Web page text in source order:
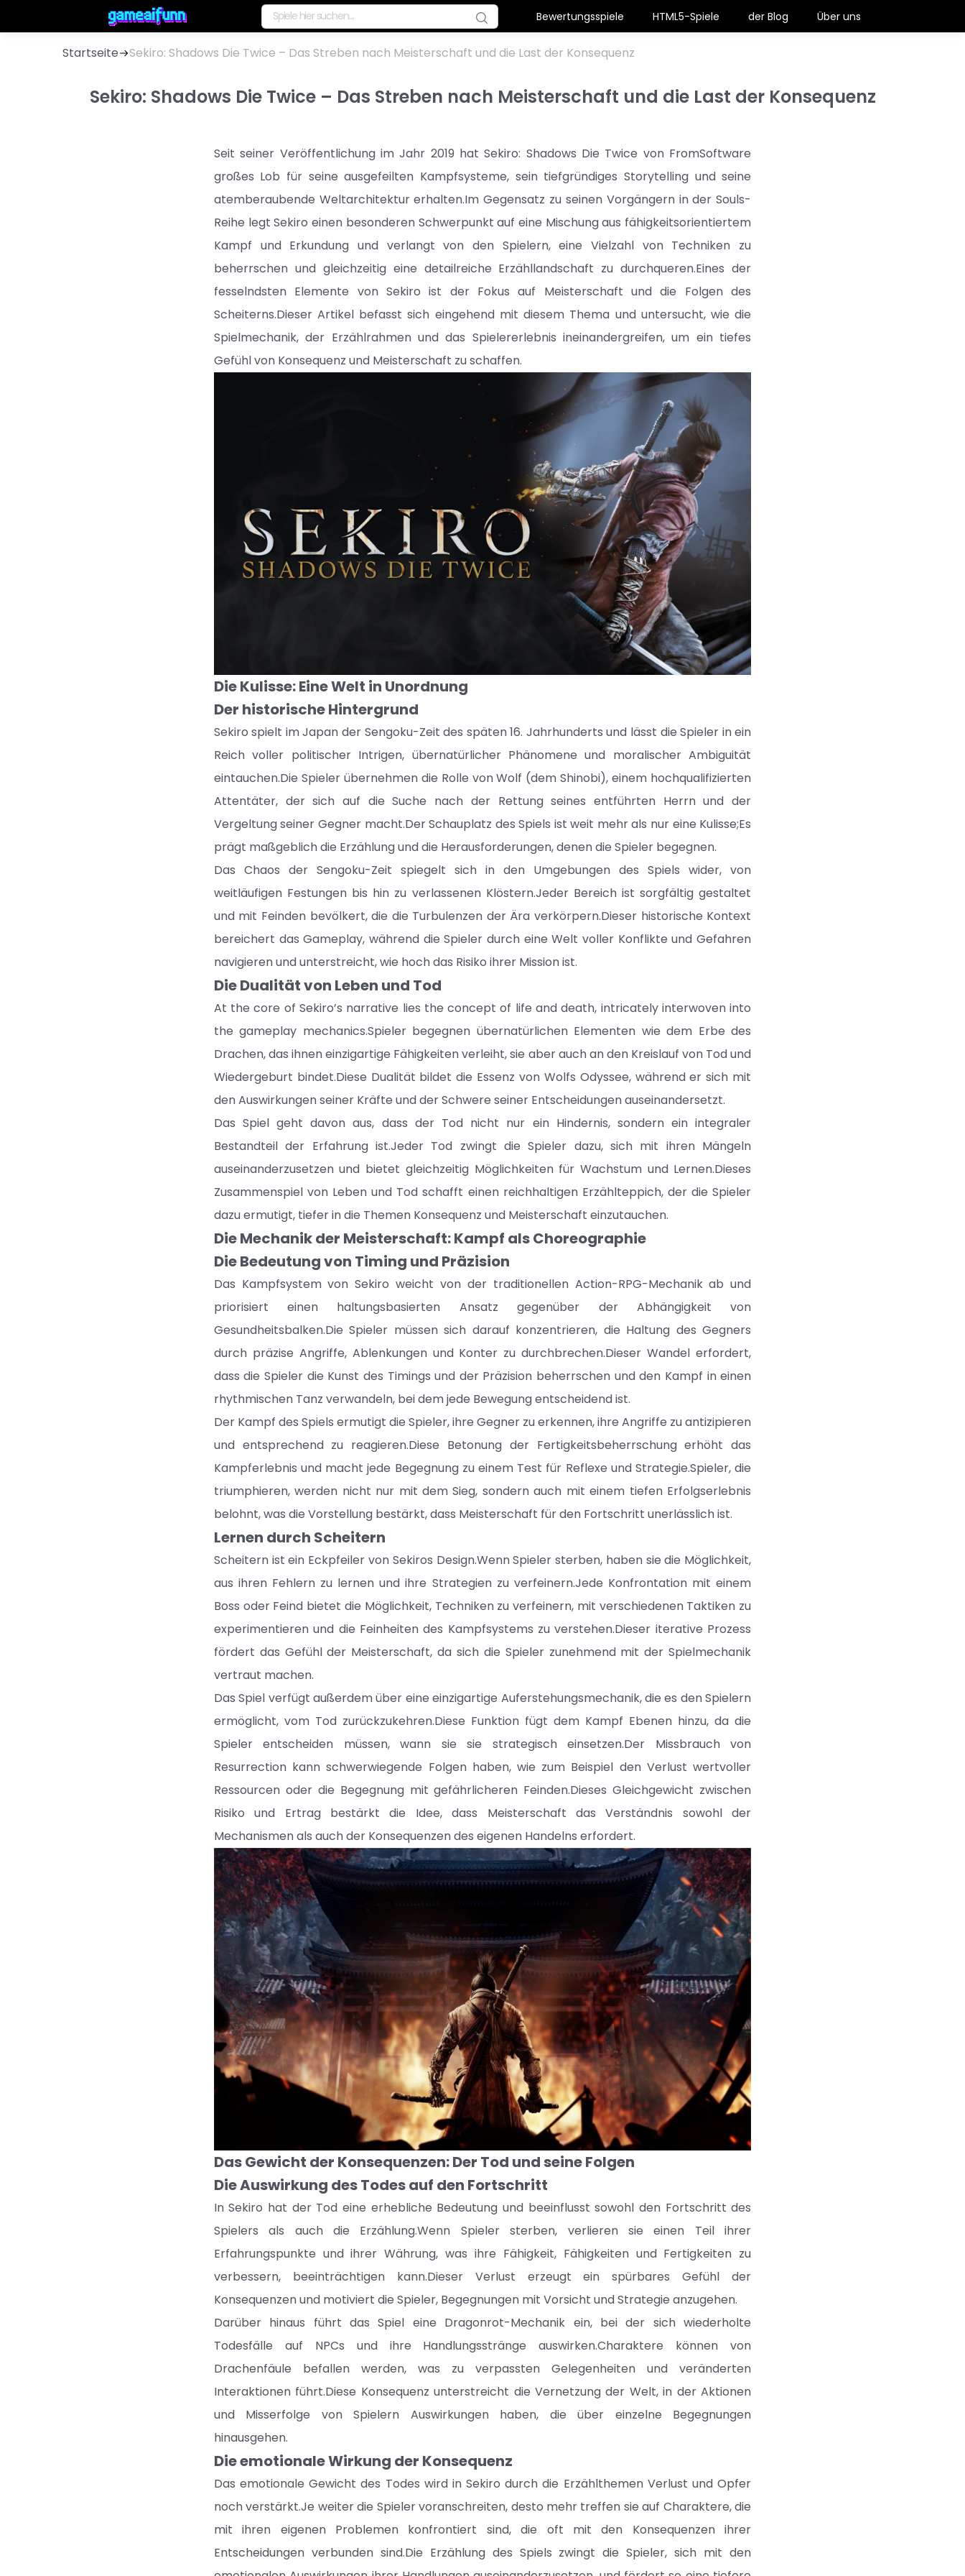
Bewertungsspiele HTML5-Spiele der Blog Über uns
Startseite Sekiro: Shadows Die Twice – Das Streben nach Meisterschaft und die Last der Konsequenz
Sekiro: Shadows Die Twice – Das Streben nach Meisterschaft und die Last der Konsequenz
Seit seiner Veröffentlichung im Jahr 2019 hat Sekiro: Shadows Die Twice von FromSoftware
großes Lob für seine ausgefeilten Kampfsysteme, sein tiefgründiges Storytelling und seine
atemberaubende Weltarchitektur erhalten.Im Gegensatz zu seinen Vorgängern in der Souls-
Reihe legt Sekiro einen besonderen Schwerpunkt auf eine Mischung aus fähigkeitsorientiertem
Kampf und Erkundung und verlangt von den Spielern, eine Vielzahl von Techniken zu
beherrschen und gleichzeitig eine detailreiche Erzähllandschaft zu durchqueren.Eines der
fesselndsten Elemente von Sekiro ist der Fokus auf Meisterschaft und die Folgen des
Scheiterns.Dieser Artikel befasst sich eingehend mit diesem Thema und untersucht, wie die
Spielmechanik, der Erzählrahmen und das Spielererlebnis ineinandergreifen, um ein tiefes
Gefühl von Konsequenz und Meisterschaft zu schaffen.
Die Kulisse: Eine Welt in Unordnung
Der historische Hintergrund
Sekiro spielt im Japan der Sengoku-Zeit des späten 16. Jahrhunderts und lässt die Spieler in ein
Reich voller politischer Intrigen, übernatürlicher Phänomene und moralischer Ambiguität
eintauchen.Die Spieler übernehmen die Rolle von Wolf (dem Shinobi), einem hochqualifizierten
Attentäter, der sich auf die Suche nach der Rettung seines entführten Herrn und der
Vergeltung seiner Gegner macht.Der Schauplatz des Spiels ist weit mehr als nur eine Kulisse;Es
prägt maßgeblich die Erzählung und die Herausforderungen, denen die Spieler begegnen.
Das Chaos der Sengoku-Zeit spiegelt sich in den Umgebungen des Spiels wider, von
weitläufigen Festungen bis hin zu verlassenen Klöstern.Jeder Bereich ist sorgfältig gestaltet
und mit Feinden bevölkert, die die Turbulenzen der Ära verkörpern.Dieser historische Kontext
bereichert das Gameplay, während die Spieler durch eine Welt voller Konflikte und Gefahren
navigieren und unterstreicht, wie hoch das Risiko ihrer Mission ist.
Die Dualität von Leben und Tod
At the core of Sekiro’s narrative lies the concept of life and death, intricately interwoven into
the gameplay mechanics.Spieler begegnen übernatürlichen Elementen wie dem Erbe des
Drachen, das ihnen einzigartige Fähigkeiten verleiht, sie aber auch an den Kreislauf von Tod und
Wiedergeburt bindet.Diese Dualität bildet die Essenz von Wolfs Odyssee, während er sich mit
den Auswirkungen seiner Kräfte und der Schwere seiner Entscheidungen auseinandersetzt.
Das Spiel geht davon aus, dass der Tod nicht nur ein Hindernis, sondern ein integraler
Bestandteil der Erfahrung ist.Jeder Tod zwingt die Spieler dazu, sich mit ihren Mängeln
auseinanderzusetzen und bietet gleichzeitig Möglichkeiten für Wachstum und Lernen.Dieses
Zusammenspiel von Leben und Tod schafft einen reichhaltigen Erzählteppich, der die Spieler
dazu ermutigt, tiefer in die Themen Konsequenz und Meisterschaft einzutauchen.
Die Mechanik der Meisterschaft: Kampf als Choreographie
Die Bedeutung von Timing und Präzision
Das Kampfsystem von Sekiro weicht von der traditionellen Action-RPG-Mechanik ab und
priorisiert einen haltungsbasierten Ansatz gegenüber der Abhängigkeit von
Gesundheitsbalken.Die Spieler müssen sich darauf konzentrieren, die Haltung des Gegners
durch präzise Angriffe, Ablenkungen und Konter zu durchbrechen.Dieser Wandel erfordert,
dass die Spieler die Kunst des Timings und der Präzision beherrschen und den Kampf in einen
rhythmischen Tanz verwandeln, bei dem jede Bewegung entscheidend ist.
Der Kampf des Spiels ermutigt die Spieler, ihre Gegner zu erkennen, ihre Angriffe zu antizipieren
und entsprechend zu reagieren.Diese Betonung der Fertigkeitsbeherrschung erhöht das
Kampferlebnis und macht jede Begegnung zu einem Test für Reflexe und Strategie.Spieler, die
triumphieren, werden nicht nur mit dem Sieg, sondern auch mit einem tiefen Erfolgserlebnis
belohnt, was die Vorstellung bestärkt, dass Meisterschaft für den Fortschritt unerlässlich ist.
Lernen durch Scheitern
Scheitern ist ein Eckpfeiler von Sekiros Design.Wenn Spieler sterben, haben sie die Möglichkeit,
aus ihren Fehlern zu lernen und ihre Strategien zu verfeinern.Jede Konfrontation mit einem
Boss oder Feind bietet die Möglichkeit, Techniken zu verfeinern, mit verschiedenen Taktiken zu
experimentieren und die Feinheiten des Kampfsystems zu verstehen.Dieser iterative Prozess
fördert das Gefühl der Meisterschaft, da sich die Spieler zunehmend mit der Spielmechanik
vertraut machen.
Das Spiel verfügt außerdem über eine einzigartige Auferstehungsmechanik, die es den Spielern
ermöglicht, vom Tod zurückzukehren.Diese Funktion fügt dem Kampf Ebenen hinzu, da die
Spieler entscheiden müssen, wann sie sie strategisch einsetzen.Der Missbrauch von
Resurrection kann schwerwiegende Folgen haben, wie zum Beispiel den Verlust wertvoller
Ressourcen oder die Begegnung mit gefährlicheren Feinden.Dieses Gleichgewicht zwischen
Risiko und Ertrag bestärkt die Idee, dass Meisterschaft das Verständnis sowohl der
Mechanismen als auch der Konsequenzen des eigenen Handelns erfordert.
Das Gewicht der Konsequenzen: Der Tod und seine Folgen
Die Auswirkung des Todes auf den Fortschritt
In Sekiro hat der Tod eine erhebliche Bedeutung und beeinflusst sowohl den Fortschritt des
Spielers als auch die Erzählung.Wenn Spieler sterben, verlieren sie einen Teil ihrer
Erfahrungspunkte und ihrer Währung, was ihre Fähigkeit, Fähigkeiten und Fertigkeiten zu
verbessern, beeinträchtigen kann.Dieser Verlust erzeugt ein spürbares Gefühl der
Konsequenzen und motiviert die Spieler, Begegnungen mit Vorsicht und Strategie anzugehen.
Darüber hinaus führt das Spiel eine Dragonrot-Mechanik ein, bei der sich wiederholte
Todesfälle auf NPCs und ihre Handlungsstränge auswirken.Charaktere können von
Drachenfäule befallen werden, was zu verpassten Gelegenheiten und veränderten
Interaktionen führt.Diese Konsequenz unterstreicht die Vernetzung der Welt, in der Aktionen
und Misserfolge von Spielern Auswirkungen haben, die über einzelne Begegnungen
hinausgehen.
Die emotionale Wirkung der Konsequenz
Das emotionale Gewicht des Todes wird in Sekiro durch die Erzählthemen Verlust und Opfer
noch verstärkt.Je weiter die Spieler voranschreiten, desto mehr treffen sie auf Charaktere, die
mit ihren eigenen Problemen konfrontiert sind, die oft mit den Konsequenzen ihrer
Entscheidungen verbunden sind.Die Erzählung des Spiels zwingt die Spieler, sich mit den